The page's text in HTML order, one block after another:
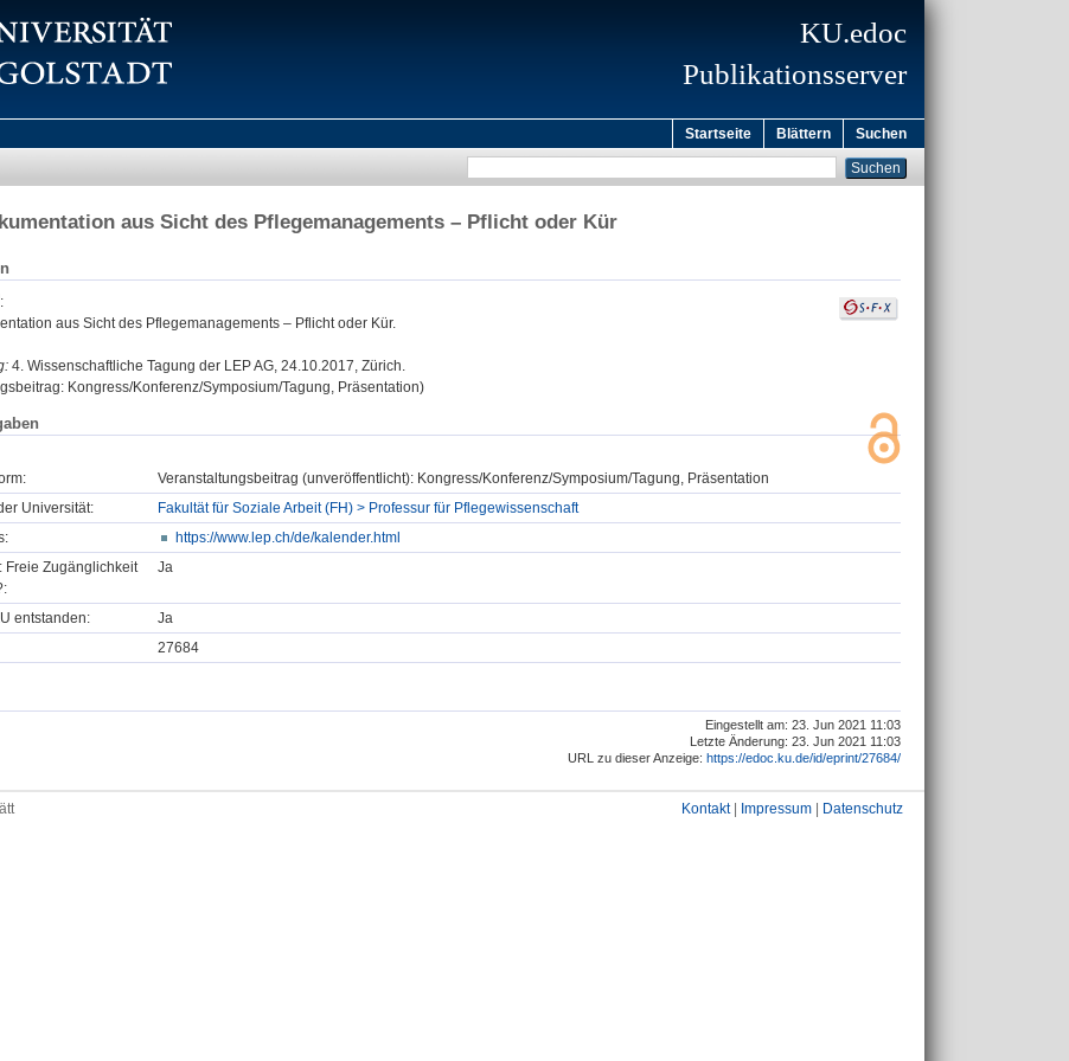
KU.edoc
Publikationsserver
Startseite Blättern Suchen
aus Sicht des Pflegemanagements – Pflicht oder Kür
:
aus Sicht des Pflegemanagements – Pflicht oder Kür.
4. Wissenschaftliche Tagung der LEP AG, 24.10.2017, Zürich.
Kongress/Konferenz/Symposium/Tagung, Präsentation)
Veranstaltungsbeitrag (unveröffentlicht): Kongress/Konferenz/Symposium/Tagung, Präsentation
Universität:
Fakultät für Soziale Arbeit (FH) > Professur für Pflegewissenschaft
https://www.lep.ch/de/kalender.html
Freie Zugänglichkeit
Ja
entstanden:
Ja
27684
Eingestellt am: 23. Jun 2021 11:03
Letzte Änderung: 23. Jun 2021 11:03
URL zu dieser Anzeige: https://edoc.ku.de/id/eprint/27684/
Kontakt| Impressum Datenschutz